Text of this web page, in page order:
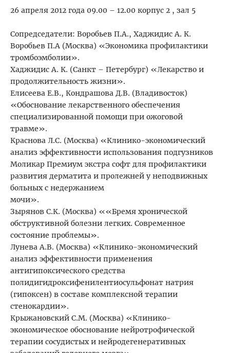
26 апреля 2012 года 09.00 – 12.00 корпус 2 , зал 5
Сопредседатели: Воробьев П.А., Хаджидис А. К.
Воробьев П.А (Москва) «Экономика профилактики
тромбоэмболии».
Хаджидис А. К. (Санкт – Петербург) «Лекарство и
продолжительность жизни».
Елисеева Е.В., Кондрашова Д.В. (Владивосток)
«Обоснование лекарственного обеспечения
специализированной помощи при ожоговой
травме».
Краснова Л.С. (Москва) «Клинико-экономический
анализ эффективности использования подгузников
Моликар Премиум экстра софт для профилактики
развития дерматита и пролежней у неподвижных
больных с недержанием
мочи».
Зырянов С.К. (Москва) ««Бремя хронической
обструктивной болезни легких. Современное
состояние проблемы».
Лунева А.В. (Москва) «Клинико-экономический
анализ эффективности применения
антигипоксического средства
полидигидроксифенилентиосульфонат натрия
(гипоксен) в составе комплексной терапии
стенокардии».
Крыжановский С.М. (Москва) «Клинико-
экономическое обоснование нейротрофической
терапии сосудистых и нейродегенеративных